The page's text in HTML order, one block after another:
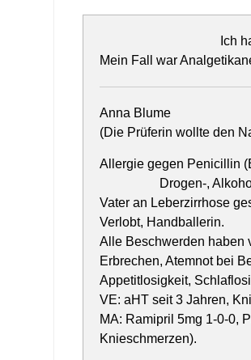
Ich
Mein Fall war
Anna Blume
(Die Prüferin wollte den
Allergie gegen Penicillin
Drogen-,
Vater an Leberzirrhose
Verlobt, Handballerin.
Alle Beschwerden haben
Erbrechen, Atemnot bei
Appetitlosigkeit,
VE: aHT seit 3 Jahren,
MA: Ramipril 5mg 1-0-0,
Knieschmerzen).